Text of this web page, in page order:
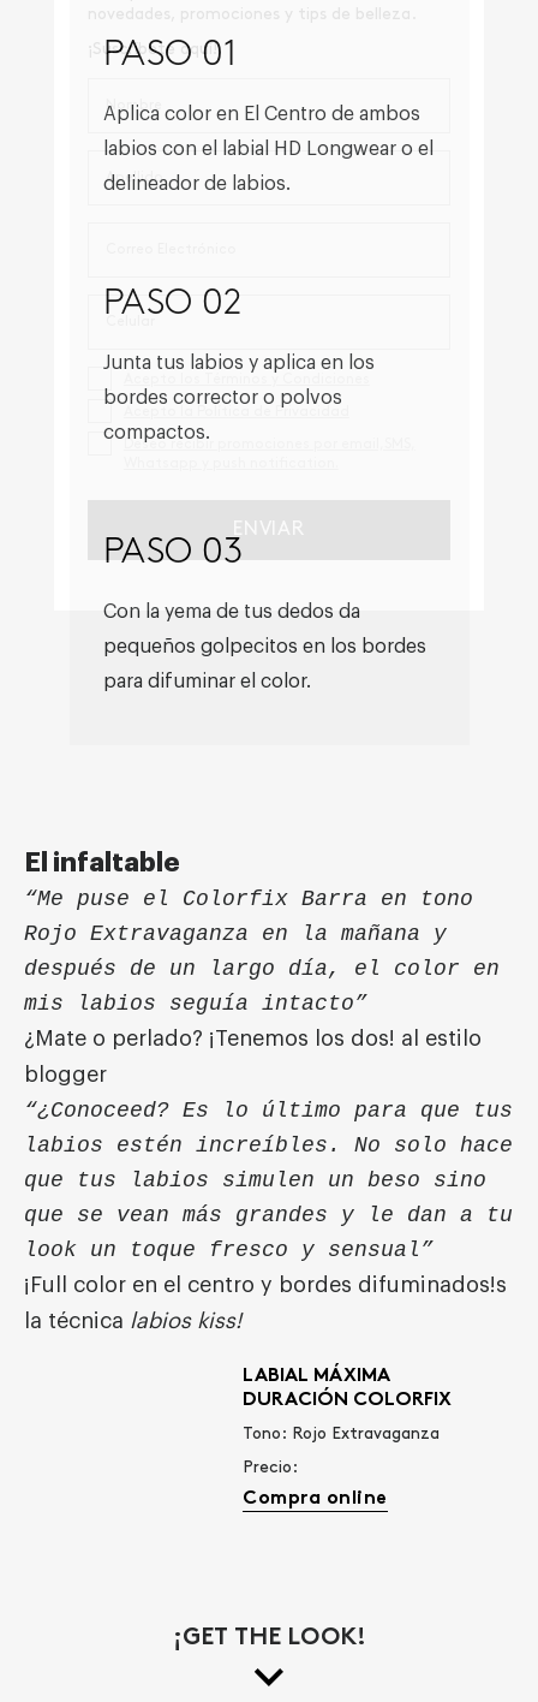
PASO 01
Aplica color en El Centro de ambos
labios con el labial HD Longwear o el
delineador de labios.
PASO 02
Junta tus labios y aplica en los
bordes corrector o polvos
compactos.
PASO 03
Con la yema de tus dedos da
pequeños golpecitos en los bordes
para difuminar el color.
El infaltable
“Me puse el Colorfix Barra en tono
Rojo Extravaganza en la mañana y
después de un largo día, el color en
mis labios seguía intacto”
¿Mate o perlado? ¡Tenemos los dos! al estilo
blogger
“¿Conoceed? Es lo último para que tus
labios estén increíbles. No solo hace
que tus labios simulen un beso sino
que se vean más grandes y le dan a tu
look un toque fresco y sensual”
¡Full color en el centro y bordes difuminados!s
la técnica labios kiss!
LABIAL MÁXIMA
DURACIÓN COLORFIX
Tono: Rojo Extravaganza
Precio:
Compra online
¡GET THE LOOK!